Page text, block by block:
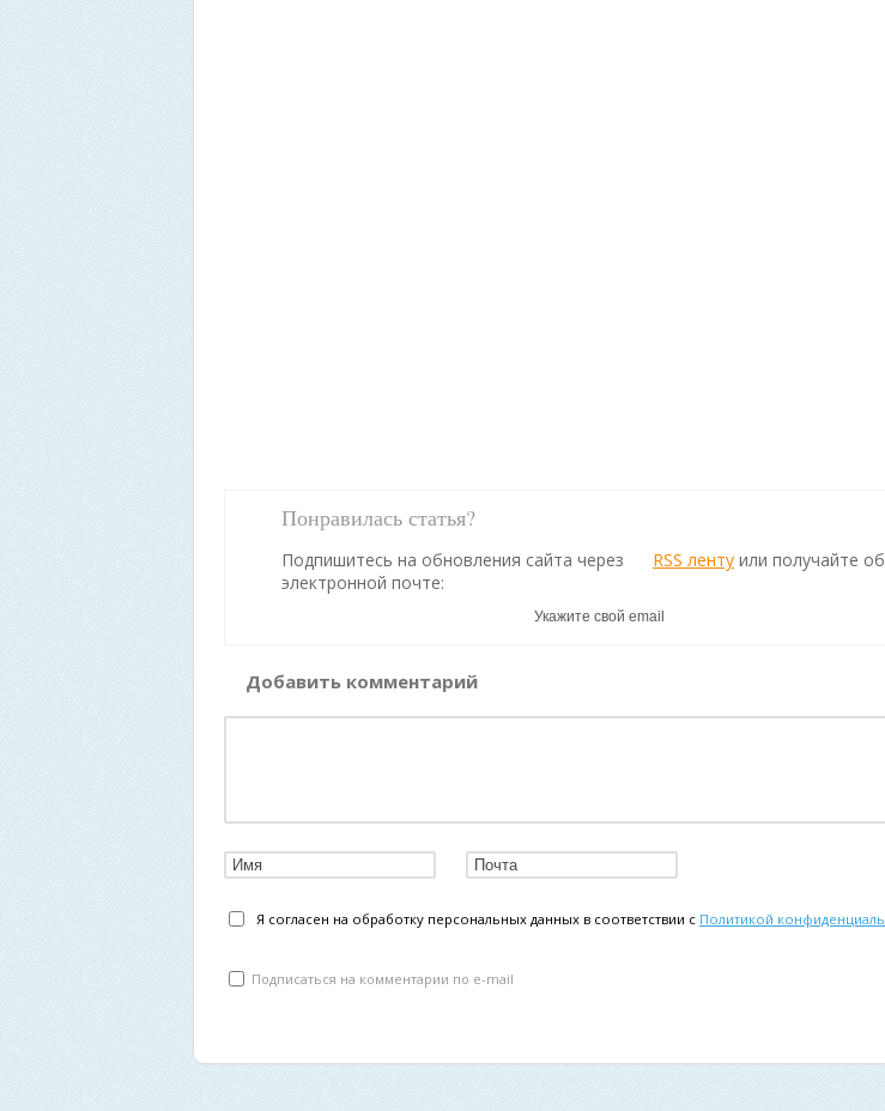
Понравилась статья?
Подпишитесь на обновления сайта через RSS ленту или получайте
электронной почте:
Добавить комментарий
Я согласен на обработку персональных данных в соответствии с Политикой
Подписаться на комментарии по e-mail